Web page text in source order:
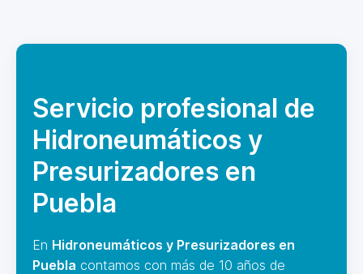
Servicio profesional de
Hidroneumáticos y
Presurizadores en
Puebla
En Hidroneumáticos y Presurizadores en
Puebla contamos con más de 10 años de